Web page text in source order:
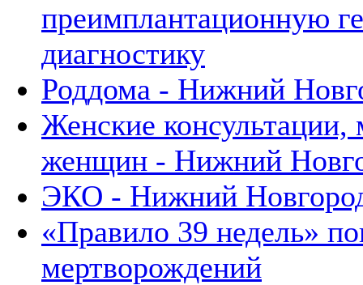
преимплантационную
диагностику
Роддома - Нижний
Женские консультации,
женщин - Нижний
ЭКО - Нижний
«Правило 39 недель»
мертворождений